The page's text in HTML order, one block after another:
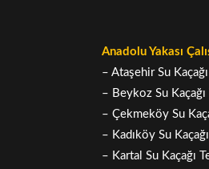
Anadolu Yakası
– Ataşehir Su
– Beykoz Su
– Çekmeköy Su
– Kadıköy Su
– Kartal Su Kaçağı